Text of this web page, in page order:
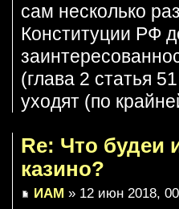
сам несколько
Конституции РФ
(глава 2 статья
уходят (по
Re: Что будеи
казино?
ИАМ » 12 июн 2018,